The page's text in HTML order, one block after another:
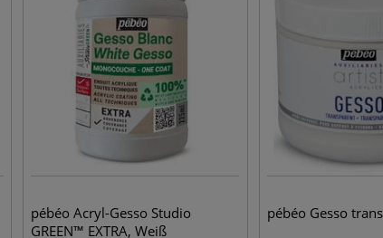
pébéo Acryl-Gesso Studio
GREEN™ EXTRA, Weiß
pébéo Gesso